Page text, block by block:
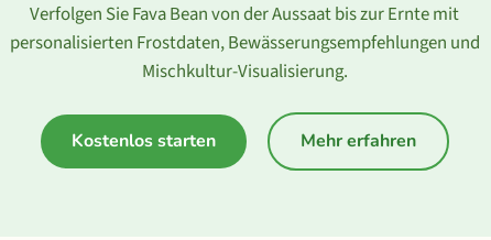
Verfolgen Sie Fava Bean von der Aussaat bis zur Ernte mit
personalisierten Frostdaten, Bewässerungsempfehlungen und
Mischkultur-Visualisierung.
Kostenlos starten Mehr erfahren